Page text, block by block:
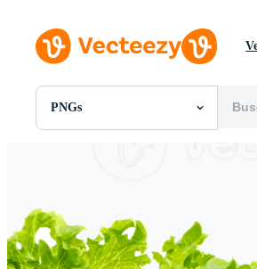
PNGs
Todas Imágenes
Plantillas
Vectores
Videos